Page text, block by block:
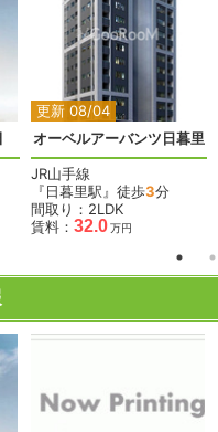
更新 08/04
オーベルアーバンツ日暮里
JR山手線
『日暮里駅』徒歩3分
間取り：2LDK
賃料： 32.0万円